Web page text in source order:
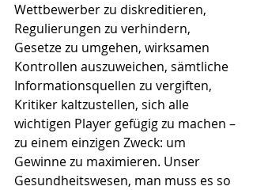
Wettbewerber zu diskreditieren,
Regulierungen zu verhindern,
Gesetze zu umgehen, wirksamen
Kontrollen auszuweichen, sämtliche
Informationsquellen zu vergiften,
Kritiker kaltzustellen, sich alle
wichtigen Player gefügig zu machen –
zu einem einzigen Zweck: um
Gewinne zu maximieren. Unser
Gesundheitswesen, man muss es so